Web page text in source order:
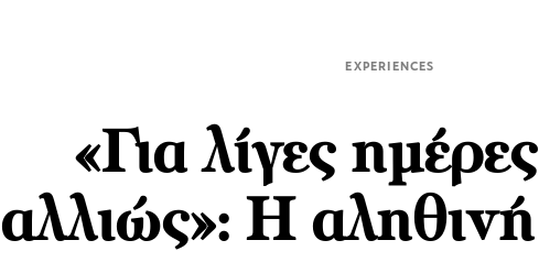
EXPERIENCES
«Για λίγες
αλλιώς»: Η αληθινή